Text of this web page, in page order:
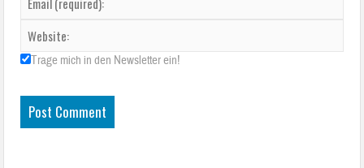
Trage mich in den Newsletter ein!